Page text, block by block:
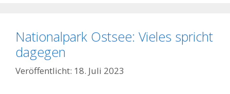
Nationalpark Ostsee: Vieles spricht
dagegen
18. Juli 2023